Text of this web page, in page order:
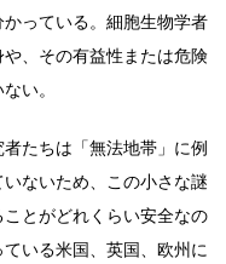
っている。細胞生物学者
、その有益性または危険
い。
たちは「無法地帯」に例
ないため、この小さな謎
とがどれくらい安全なの
いる米国、英国、欧州に